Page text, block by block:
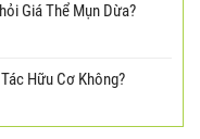
Giá Thể Mụn Dừa?
Hữu Cơ Không?